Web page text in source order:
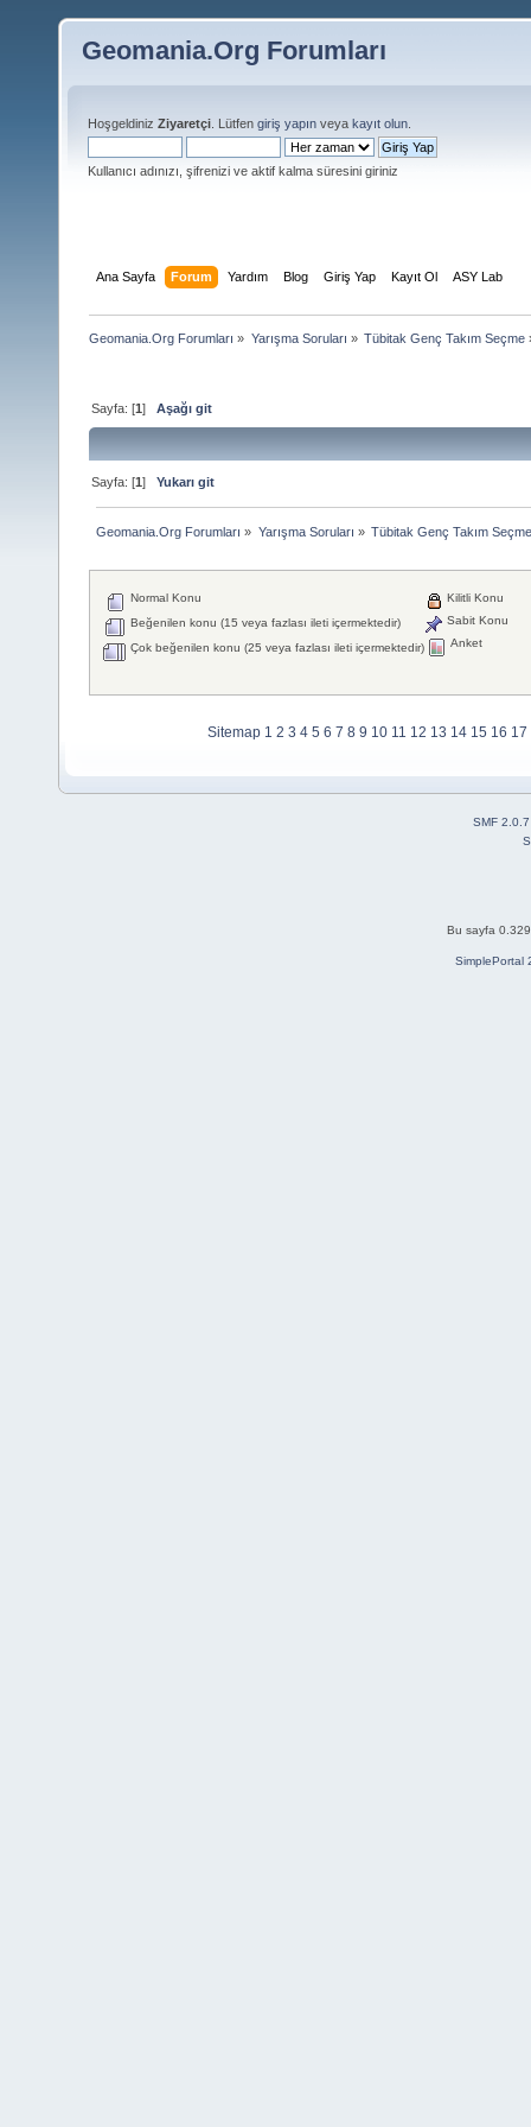
Geomania.Org Forumları
Hoşgeldiniz Ziyaretçi . Lütfen giriş yapın veya kayıt olun
Kullanıcı adınızı, şifrenizi ve aktif kalma süresini giriniz
Ana Sayfa Forum Yardım Blog Giriş Yap Kayıt Ol ASY Lab
Geomania.Org Forumları » Yarışma Soruları » Tübitak Genç Takım Seçme
Sayfa: [1]Aşağı git
Sayfa: [1]Yukarı git
Geomania.Org Forumları » Yarışma Soruları » Tübitak Genç Takım Seçme
Normal Konu
Beğenilen konu (15 veya fazlası ileti içermektedir)
Çok beğenilen konu (25 veya fazlası ileti içermektedir)
Kilitli Konu
Sabit Konu
Anket
Sitemap 1 2 3 4 5 6 7 8 9 10 11 12 13 14 15 16 17
SMF 2.0.7
Bu sayfa
SimplePortal